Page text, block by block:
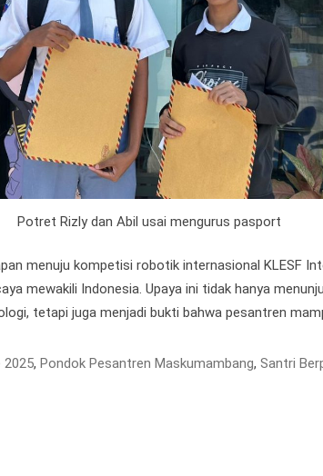
Potret Rizly dan Abil usai mengurus pasport
menuju kompetisi robotik internasional KLESF
mewakili Indonesia. Upaya ini tidak hanya
tetapi juga menjadi bukti bahwa pesantren
2025, Pondok Pesantren Maskumambang, Santri